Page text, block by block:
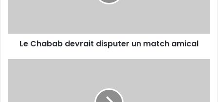
Le Chabab devrait disputer un match amical